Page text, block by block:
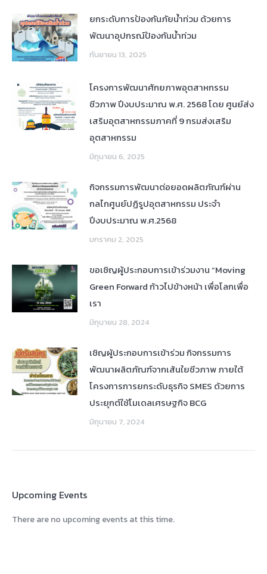
ยกระดับการป้องกันภัยน้ำท่วม ด้วยการ
พัฒนาอุปกรณ์ป้องกันน้ำท่วม
กันยายน 13, 2025
โครงการพัฒนาศักยภาพอุตสาหกรรม
ชีวภาพ ปีงบประมาณ พ.ศ. 2568 โดย ศูนย์ส่ง
เสริมอุตสาหกรรมภาคที่ 9 กรมส่งเสริม
อุตสาหกรรม
มิถุนายน 6, 2025
กิจกรรมการพัฒนาต่อยอดผลิตภัณฑ์ผ่าน
กลไกศูนย์ปฏิรูปอุตสาหกรรม ประจำ
ปีงบประมาณ พ.ศ.2568
มกราคม 2, 2025
ขอเชิญผู้ประกอบการเข้าร่วมงาน “Moving
Green Forward ก้าวไปข้างหน้า เพื่อโลกเพื่อ
เรา
มิถุนายน 28, 2024
เชิญผู้ประกอบการเข้าร่วม กิจกรรมการ
พัฒนาผลิตภัณฑ์จากเส้นใยชีวภาพ ภายใต้
โครงการการยกระดับธุรกิจ SMES ด้วยการ
ประยุกต์ใช้โมเดลเศรษฐกิจ BCG
มิถุนายน 7, 2024
Upcoming Events
There are no upcoming events at this time.